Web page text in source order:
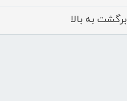
برگشت به بالا